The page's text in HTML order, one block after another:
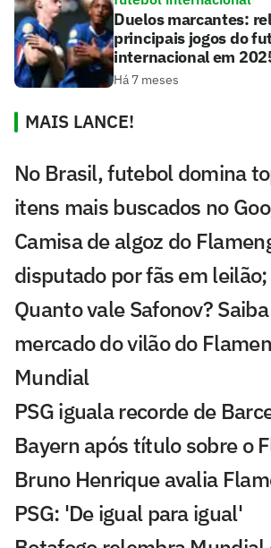
Duelos marcantes:
principais jogos do
internacional em
Há 7 meses
MAIS LANCE!
No Brasil, futebol domina
itens mais buscados no
Camisa de algoz do
disputado por fãs em
Quanto vale Safonov?
mercado do vilão do
Mundial
PSG iguala recorde de
Bayern após título sobre o
Bruno Henrique avalia
PSG: 'De igual para igual'